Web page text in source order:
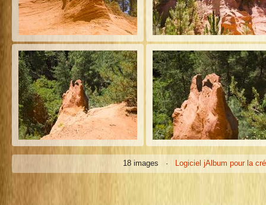
18 images · Logiciel jAlbum pour la